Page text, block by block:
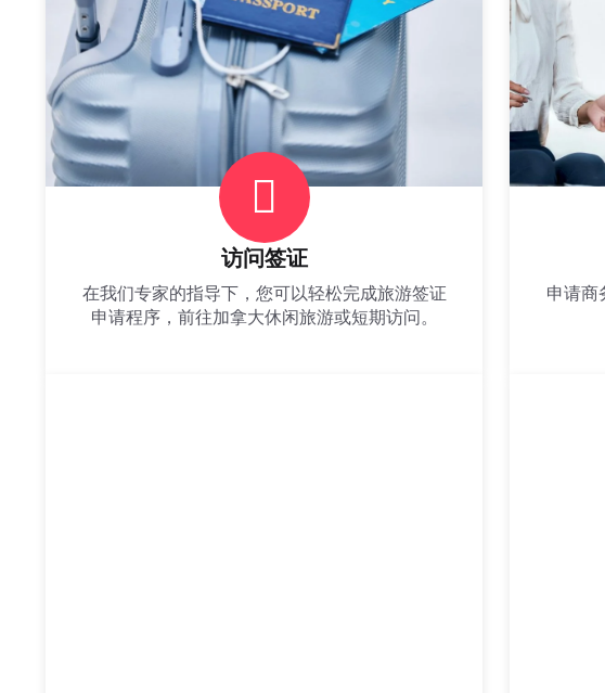
访问签证
在我们专家的指导下，您可以轻松完成旅游签证
申请程序，前往加拿大休闲旅游或短期访问。
申请商